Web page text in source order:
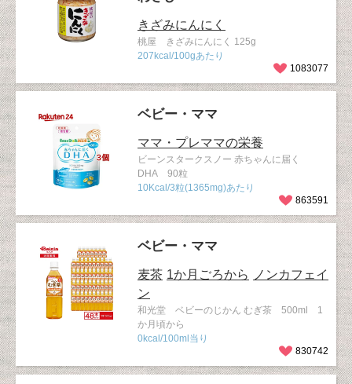
きざみにんにく
桃屋 きざみにんにく 125g
207kcal/100gあたり
1083077
ベビー・ママ
ママ・プレママの栄養
ビーンスタークスノー 赤ちゃんに届く
DHA 90粒
10Kcal/3粒(1365mg)あたり
863591
ベビー・ママ
麦茶 1か月ごろから
ノンカフェイ
ン
和光堂 ベビーのじかん むぎ茶 500ml 1
か月頃から
0kcal/100ml当り
830742